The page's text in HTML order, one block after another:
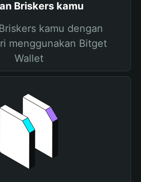
Briskers kamu
kamu dengan
menggunakan Bitget
Wallet